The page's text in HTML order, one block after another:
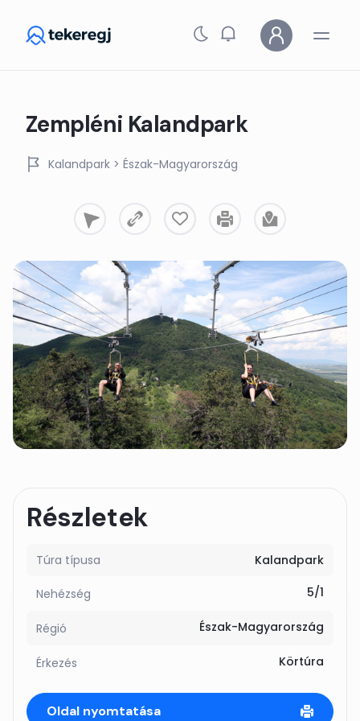
Zempléni Kalandpark
Kalandpark > Észak-Magyarország
Részletek
Túra típusa Kalandpark
Nehézség 5/1
Régió Észak-Magyarország
Érkezés Körtúra
Oldal nyomtatása